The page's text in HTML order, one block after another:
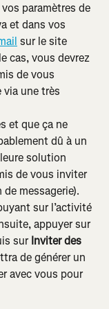
paramètres de
et dans vos
sur le site
cas, vous devrez
de vous
via une très
et que ça ne
dû à un
solution
de vous inviter
messagerie).
sur l’activité
appuyer sur
sur Inviter des
de générer un
avec vous pour